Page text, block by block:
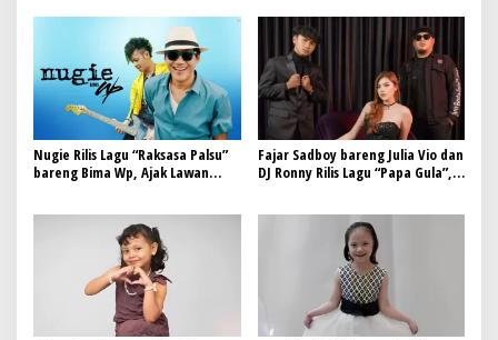
Nugie Rilis Lagu “Raksasa Palsu”
bareng Bima Wp, Ajak Lawan
Fajar Sadboy bareng Julia Vio dan
DJ Ronny Rilis Lagu “Papa Gula”,